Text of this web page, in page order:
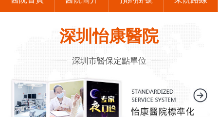
深圳怡康醫院
深圳市醫保定點單位